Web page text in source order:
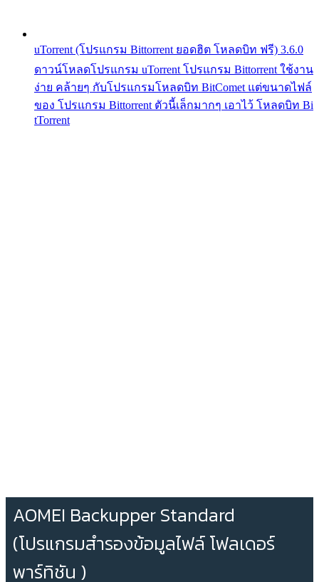
uTorrent (โปรแกรม Bittorrent ยอดฮิต โหลดบิท ฟรี) 3.6.0
ดาวน์โหลดโปรแกรม uTorrent โปรแกรม Bittorrent ใช้งาน
ง่าย คล้ายๆ กับโปรแกรมโหลดบิท BitComet แต่ขนาดไฟล์
ของ โปรแกรม Bittorrent ตัวนี้เล็กมากๆ เอาไว้ โหลดบิท Bi
tTorrent
AOMEI Backupper Standard
(โปรแกรมสำรองข้อมูลไฟล์ โฟลเดอร์
พาร์ทิชัน )